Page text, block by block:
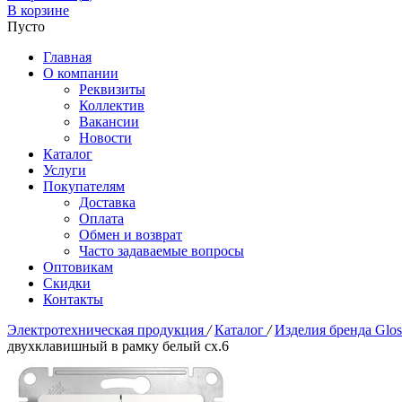
В корзине
Пусто
Главная
О компании
Реквизиты
Коллектив
Вакансии
Новости
Каталог
Услуги
Покупателям
Доставка
Оплата
Обмен и возврат
Часто задаваемые вопросы
Оптовикам
Скидки
Контакты
Электротехническая продукция / Каталог / Изделия бренда
двухклавишный в рамку белый сх.6